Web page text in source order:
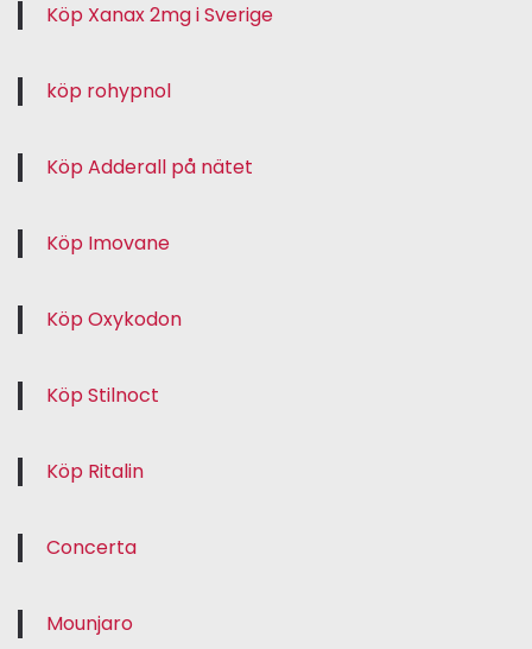
Köp Xanax 2mg i Sverige
köp rohypnol
Köp Adderall på nätet
Köp Imovane
Köp Oxykodon
Köp Stilnoct
Köp Ritalin
Concerta
Mounjaro